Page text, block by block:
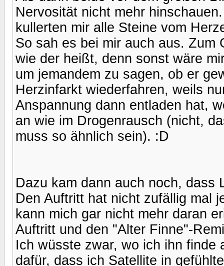
Nervosität nicht mehr
kullerten mir alle Steine vom
So sah es bei mir auch aus. Zum
wie der heißt, denn sonst wäre
um jemandem zu sagen, ob er
Herzinfarkt wiederfahren, weils
Anspannung dann entladen hat,
an wie im Drogenrausch (nicht,
muss so ähnlich sein). :D
Dazu kam dann auch noch, dass
Den Auftritt hat nicht zufällig mal
kann mich gar nicht mehr daran
Auftritt und den "Alter Finne"-
Ich wüsste zwar, wo ich ihn finde
dafür, dass ich Satellite in